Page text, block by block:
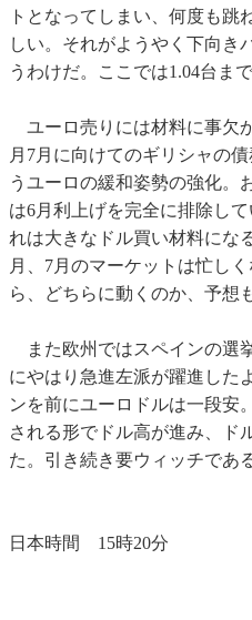
トとなってしまい、何度も跳
しい。それがようやく下向き
うわけだ。ここでは1.04台ま
ユーロ売りには材料に事欠
月7月に向けてのギリシャの
うユーロの緩和姿勢の強化。
は6月利上げを完全に排除し
れは大きなドル買い材料にな
月、7月のマーケットは忙し
ら、どちらに動くのか、予想
また欧州ではスペインの選
にやはり急進左派が躍進した
ンを前にユーロドルは一段安
される形でドル高が進み、ド
た。引き続き要ウィッチである
日本時間 15時20分